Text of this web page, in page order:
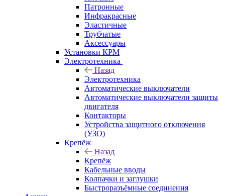
Патронные
Инфракрасные
Эластичные
Трубчатые
Аксессуары
Установки КРМ
Электротехника
Назад
Электротехника
Автоматические выключатели
Автоматические выключатели защиты
двигателя
Контакторы
Устройства защитного отключения
(УЗО)
Крепёж
Назад
Крепёж
Кабельные вводы
Колпачки и заглушки
Быстроразъёмные соединения